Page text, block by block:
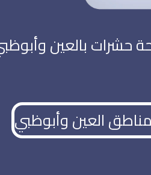
حشرات بالعين
العين وأبوظبي